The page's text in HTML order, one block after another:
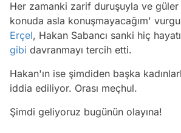
Her zamanki zarif duruşuyla ve
konuda asla konuşmayacağım'
Erçel, Hakan Sabancı sanki hiç
gibi davranmayı tercih etti.
Hakan'ın ise şimdiden başka
iddia ediliyor. Orası meçhul.
Şimdi geliyoruz bugünün olayına!